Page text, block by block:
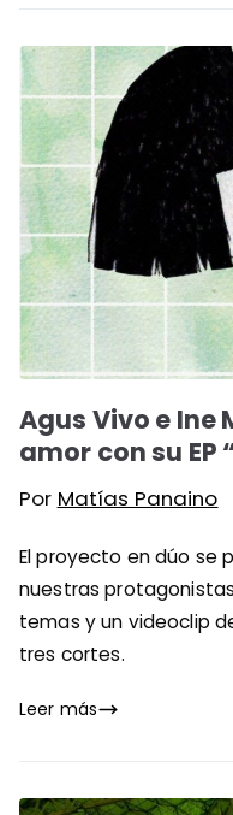
Agus Vivo e
amor con su
Por Matías Panaino
El proyecto en dúo se
nuestras
temas y un videoclip
tres cortes.
Leer más